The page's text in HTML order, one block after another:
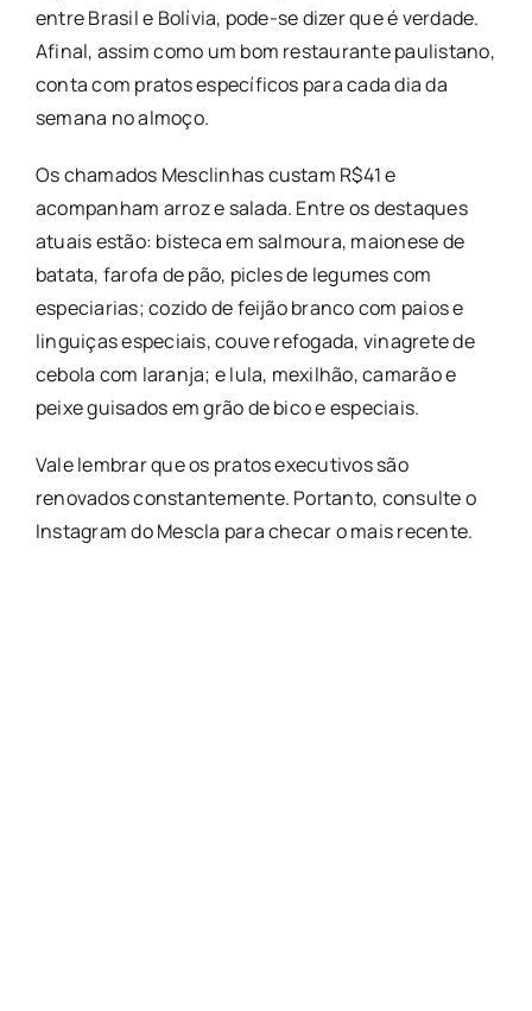
entre Brasil e Bolívia, pode-se dizer que é verdade.
Afinal, assim como um bom restaurante paulistano,
conta com pratos específicos para cada dia da
semana no almoço.
Os chamados Mesclinhas custam R$41 e
acompanham arroz e salada. Entre os destaques
atuais estão: bisteca em salmoura, maionese de
batata, farofa de pão, picles de legumes com
especiarias; cozido de feijão branco com paios e
linguiças especiais, couve refogada, vinagrete de
cebola com laranja; e lula, mexilhão, camarão e
peixe guisados em grão de bico e especiais.
Vale lembrar que os pratos executivos são
renovados constantemente. Portanto, consulte o
Instagram do Mescla para checar o mais recente.